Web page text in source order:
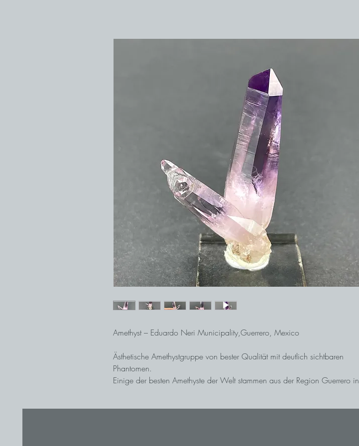
Amethyst – Eduardo Neri Municipality,Guerrero, Mexico
Ästhetische Amethystgruppe von bester Qualität mit deutlich sichtbaren
Phantomen.
Einige der besten Amethyste der Welt stammen aus der Region Guerrero in